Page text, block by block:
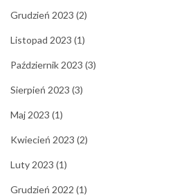
Grudzień 2023 (2)
Listopad 2023 (1)
Październik 2023 (3)
Sierpień 2023 (3)
Maj 2023 (1)
Kwiecień 2023 (2)
Luty 2023 (1)
Grudzień 2022 (1)